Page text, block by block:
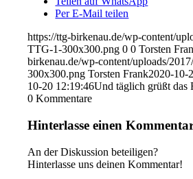
Per E-Mail teilen
https://ttg-birkenau.de/wp-content/
TTG-1-300x300.png 0 0 Torsten
birkenau.de/wp-content/uploads/
300x300.png Torsten Frank2020-10-
10-20 12:19:46Und täglich grüßt das
0 Kommentare
Hinterlasse einen
An der Diskussion beteiligen?
Hinterlasse uns deinen Kommentar!